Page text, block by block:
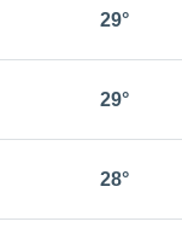
29°
29°
28°